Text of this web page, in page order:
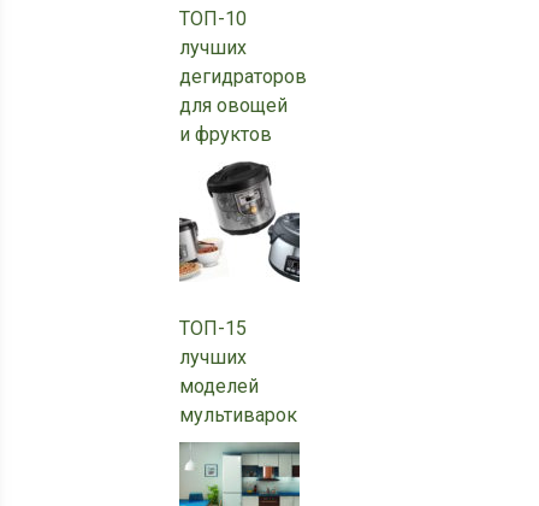
ТОП-10
лучших
дегидраторов
для овощей
и фруктов
ТОП-15
лучших
моделей
мультиварок